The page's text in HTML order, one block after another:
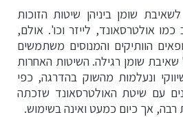
שומן ביניהן שיטות הזוכות
כמו אולטרסאונד, לייזר וכו'. אולם,
הוותיקים והמנוסים משתמשים
שומן רגילה. השיטות האחרות
ונעלמות מהשוק בהדרגה, כפי
עם שיטת האולטרסאונד שזכתה
רבה, אך כיום כמעט ואינה בשימוש.